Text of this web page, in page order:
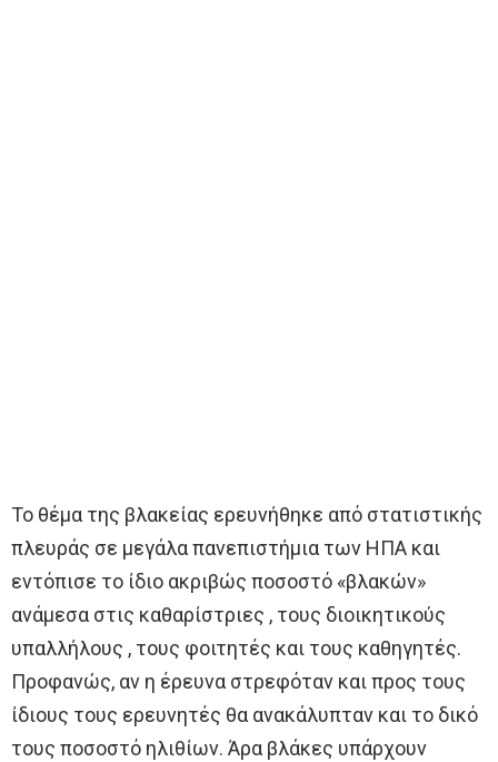
Το θέμα της βλακείας ερευνήθηκε από στατιστικής
πλευράς σε μεγάλα πανεπιστήμια των ΗΠΑ και
εντόπισε το ίδιο ακριβώς ποσοστό «βλακών»
ανάμεσα στις καθαρίστριες , τους διοικητικούς
υπαλλήλους , τους φοιτητές και τους καθηγητές.
Προφανώς, αν η έρευνα στρεφόταν και προς τους
ίδιους τους ερευνητές θα ανακάλυπταν και το δικό
τους ποσοστό ηλιθίων. Άρα βλάκες υπάρχουν